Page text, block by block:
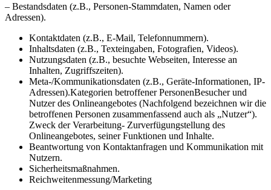
– Bestandsdaten (z.B., Personen-Stammdaten, Namen oder
Adressen).
Kontaktdaten (z.B., E-Mail, Telefonnummern).
Inhaltsdaten (z.B., Texteingaben, Fotografien, Videos).
Nutzungsdaten (z.B., besuchte Webseiten, Interesse an
Inhalten, Zugriffszeiten).
Meta-/Kommunikationsdaten (z.B., Geräte-Informationen, IP-
Adressen).Kategorien betroffener PersonenBesucher und
Nutzer des Onlineangebotes (Nachfolgend bezeichnen wir die
betroffenen Personen zusammenfassend auch als „Nutzer“).
Zweck der Verarbeitung- Zurverfügungstellung des
Onlineangebotes, seiner Funktionen und Inhalte.
Beantwortung von Kontaktanfragen und Kommunikation mit
Nutzern.
Sicherheitsmaßnahmen.
Reichweitenmessung/Marketing